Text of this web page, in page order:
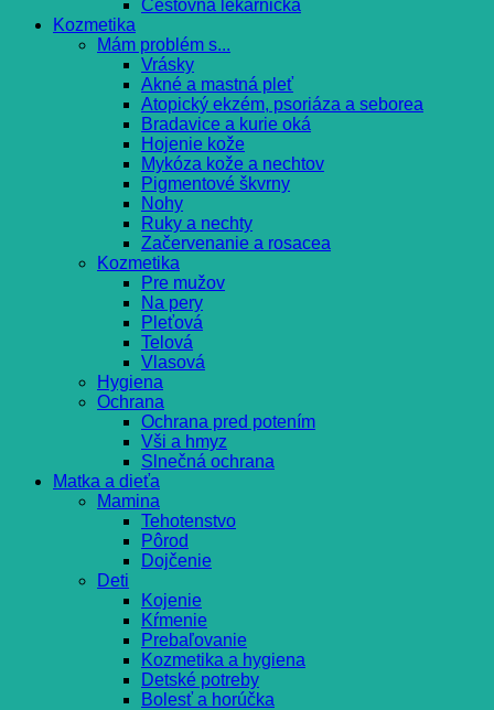
Cestovná lekárnička
Kozmetika
Mám problém s...
Vrásky
Akné a mastná pleť
Atopický ekzém, psoriáza a seborea
Bradavice a kurie oká
Hojenie kože
Mykóza kože a nechtov
Pigmentové škvrny
Nohy
Ruky a nechty
Začervenanie a rosacea
Kozmetika
Pre mužov
Na pery
Pleťová
Telová
Vlasová
Hygiena
Ochrana
Ochrana pred potením
Vši a hmyz
Slnečná ochrana
Matka a dieťa
Mamina
Tehotenstvo
Pôrod
Dojčenie
Deti
Kojenie
Kŕmenie
Prebaľovanie
Kozmetika a hygiena
Detské potreby
Bolesť a horúčka